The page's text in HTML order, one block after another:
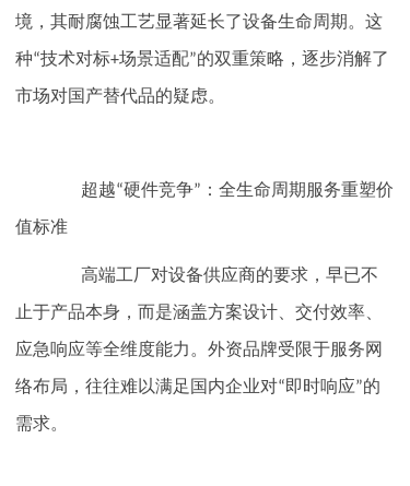
境，其耐腐蚀工艺显著延长了设备生命周期。这
种“技术对标+场景适配”的双重策略，逐步消解了
市场对国产替代品的疑虑。
‌超越“硬件竞争”：全生命周期服务重塑价
值标准‌
高端工厂对设备供应商的要求，早已不
止于产品本身，而是涵盖方案设计、交付效率、
应急响应等全维度能力。外资品牌受限于服务网
络布局，往往难以满足国内企业对“即时响应”的
需求。